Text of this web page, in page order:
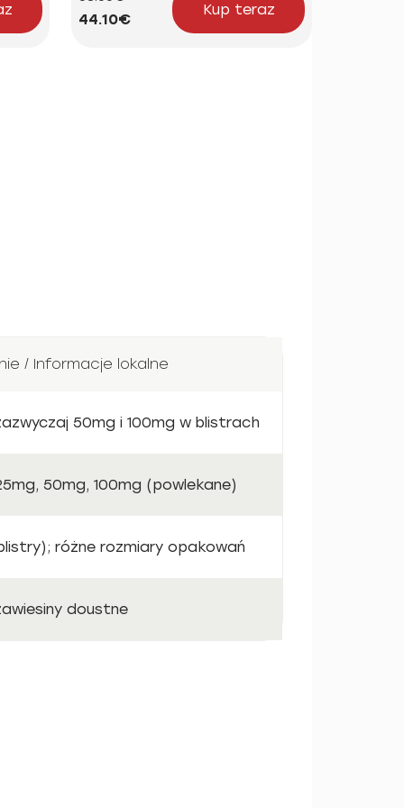
44.10€
Kup teraz
/ Informacje lokalne
50mg i 100mg w blistrach
50mg, 100mg (powlekane)
różne rozmiary opakowań
doustne